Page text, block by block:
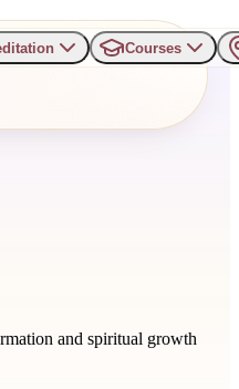
Courses
and spiritual growth